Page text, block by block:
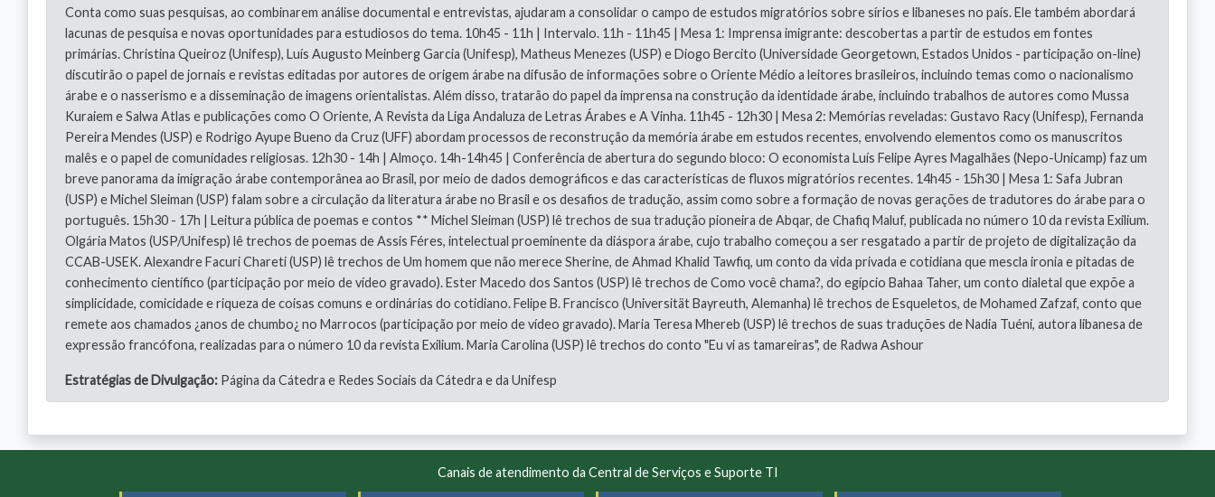
Conta como suas pesquisas, ao combinarem análise documental e entrevistas, ajudaram a consolidar o campo de estudos migratórios sobre sírios e libaneses no país. Ele também abordará
lacunas de pesquisa e novas oportunidades para estudiosos do tema. 10h45 - 11h | Intervalo. 11h - 11h45 | Mesa 1: Imprensa imigrante: descobertas a partir de estudos em fontes
primárias. Christina Queiroz (Unifesp), Luís Augusto Meinberg Garcia (Unifesp), Matheus Menezes (USP) e Diogo Bercito (Universidade Georgetown, Estados Unidos - participação on-line)
discutirão o papel de jornais e revistas editadas por autores de origem árabe na difusão de informações sobre o Oriente Médio a leitores brasileiros, incluindo temas como o nacionalismo
árabe e o nasserismo e a disseminação de imagens orientalistas. Além disso, tratarão do papel da imprensa na construção da identidade árabe, incluindo trabalhos de autores como Mussa
Kuraiem e Salwa Atlas e publicações como O Oriente, A Revista da Liga Andaluza de Letras Árabes e A Vinha. 11h45 - 12h30 | Mesa 2: Memórias reveladas: Gustavo Racy (Unifesp), Fernanda
Pereira Mendes (USP) e Rodrigo Ayupe Bueno da Cruz (UFF) abordam processos de reconstrução da memória árabe em estudos recentes, envolvendo elementos como os manuscritos
malês e o papel de comunidades religiosas. 12h30 - 14h | Almoço. 14h-14h45 | Conferência de abertura do segundo bloco: O economista Luís Felipe Ayres Magalhães (Nepo-Unicamp) faz um
breve panorama da imigração árabe contemporânea ao Brasil, por meio de dados demográficos e das características de fluxos migratórios recentes. 14h45 - 15h30 | Mesa 1: Safa Jubran
(USP) e Michel Sleiman (USP) falam sobre a circulação da literatura árabe no Brasil e os desafios de tradução, assim como sobre a formação de novas gerações de tradutores do árabe para o
português. 15h30 - 17h | Leitura pública de poemas e contos ** Michel Sleiman (USP) lê trechos de sua tradução pioneira de Abqar, de Chafiq Maluf, publicada no número 10 da revista Exilium.
Olgária Matos (USP/Unifesp) lê trechos de poemas de Assis Féres, intelectual proeminente da diáspora árabe, cujo trabalho começou a ser resgatado a partir de projeto de digitalização da
CCAB-USEK. Alexandre Facuri Chareti (USP) lê trechos de Um homem que não merece Sherine, de Ahmad Khalid Tawfiq, um conto da vida privada e cotidiana que mescla ironia e pitadas de
conhecimento científico (participação por meio de vídeo gravado). Ester Macedo dos Santos (USP) lê trechos de Como você chama?, do egípcio Bahaa Taher, um conto dialetal que expõe a
simplicidade, comicidade e riqueza de coisas comuns e ordinárias do cotidiano. Felipe B. Francisco (Universität Bayreuth, Alemanha) lê trechos de Esqueletos, de Mohamed Zafzaf, conto que
remete aos chamados ¿anos de chumbo¿ no Marrocos (participação por meio de vídeo gravado). Maria Teresa Mhereb (USP) lê trechos de suas traduções de Nadia Tuéni, autora libanesa de
expressão francófona, realizadas para o número 10 da revista Exilium. Maria Carolina (USP) lê trechos do conto "Eu vi as tamareiras", de Radwa Ashour
Estratégias de Divulgação: Página da Cátedra e Redes Sociais da Cátedra e da Unifesp
Canais de atendimento da Central de Serviços e Suporte TI